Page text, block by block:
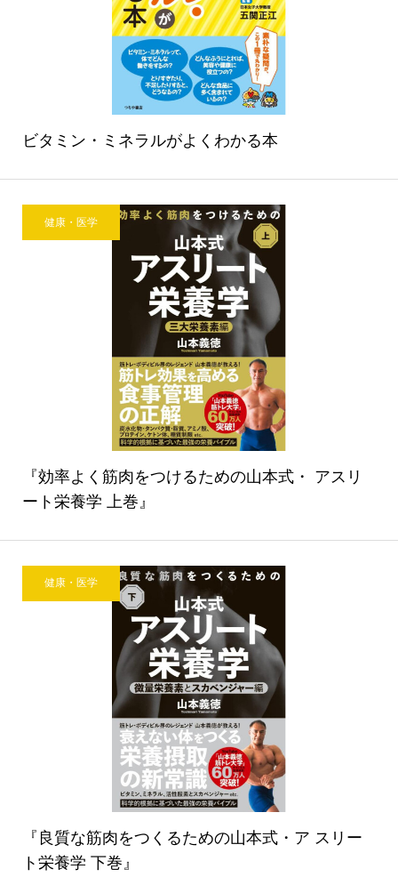
ビタミン・ミネラルがよくわかる本
健康・医学
『効率よく筋肉をつけるための山本式・ アスリ
ート栄養学 上巻』
健康・医学
『良質な筋肉をつくるための山本式・ア スリー
ト栄養学 下巻』